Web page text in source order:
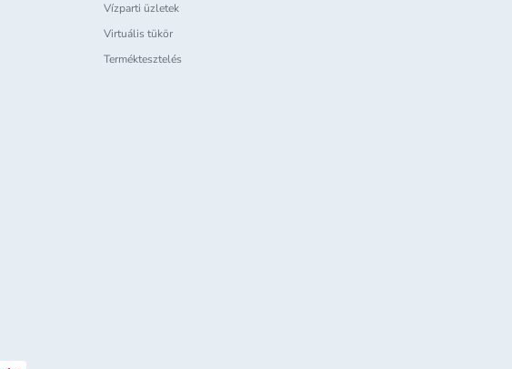
Vízparti üzletek
Virtuális tükör
Terméktesztelés